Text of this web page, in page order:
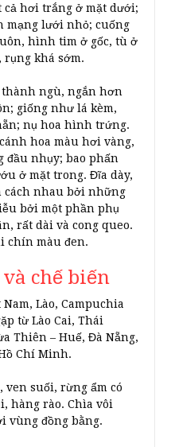
cả hơi trắng ở mặt dưới;
mạng lưới nhỏ; cuống
hình tim ở gốc, tù ở
khá sớm.
thành ngù, ngắn hơn
giống như lá kèm,
nụ hoa hình trứng.
hoa màu hơi vàng,
đầu nhụy; bao phấn
ở mặt trong. Đĩa dày,
cách nhau bởi những
bởi một phần phụ
rất dài và cong queo.
chín màu đen.
chế biến
Lào, Campuchia
từ Lào Cai, Thái
Thiên – Huế, Đà Nẵng,
Chí Minh.
ven suối, rừng ẩm có
hàng rào. Chìa vôi
vùng đồng bằng.